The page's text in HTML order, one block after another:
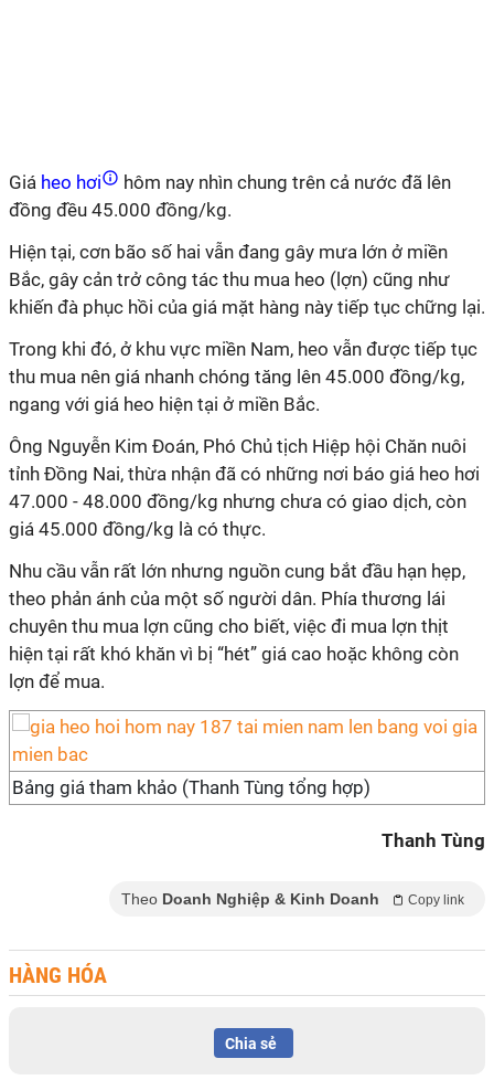
Giá heo hơi
hôm nay nhìn chung trên cả nước đã lên
đồng đều 45.000 đồng/kg.
Hiện tại, cơn bão số hai vẫn đang gây mưa lớn ở miền
Bắc, gây cản trở công tác thu mua heo (lợn) cũng như
khiến đà phục hồi của giá mặt hàng này tiếp tục chững lại.
Trong khi đó, ở khu vực miền Nam, heo vẫn được tiếp tục
thu mua nên giá nhanh chóng tăng lên 45.000 đồng/kg,
ngang với giá heo hiện tại ở miền Bắc.
Ông Nguyễn Kim Đoán, Phó Chủ tịch Hiệp hội Chăn nuôi
tỉnh Đồng Nai, thừa nhận đã có những nơi báo giá heo hơi
47.000 - 48.000 đồng/kg nhưng chưa có giao dịch, còn
giá 45.000 đồng/kg là có thực.
Nhu cầu vẫn rất lớn nhưng nguồn cung bắt đầu hạn hẹp,
theo phản ánh của một số người dân. Phía thương lái
chuyên thu mua lợn cũng cho biết, việc đi mua lợn thịt
hiện tại rất khó khăn vì bị “hét” giá cao hoặc không còn
lợn để mua.
Bảng giá tham khảo (Thanh Tùng tổng hợp)
Thanh Tùng
Theo Doanh Nghiệp & Kinh Doanh Copy link
HÀNG HÓA
Chia sẻ